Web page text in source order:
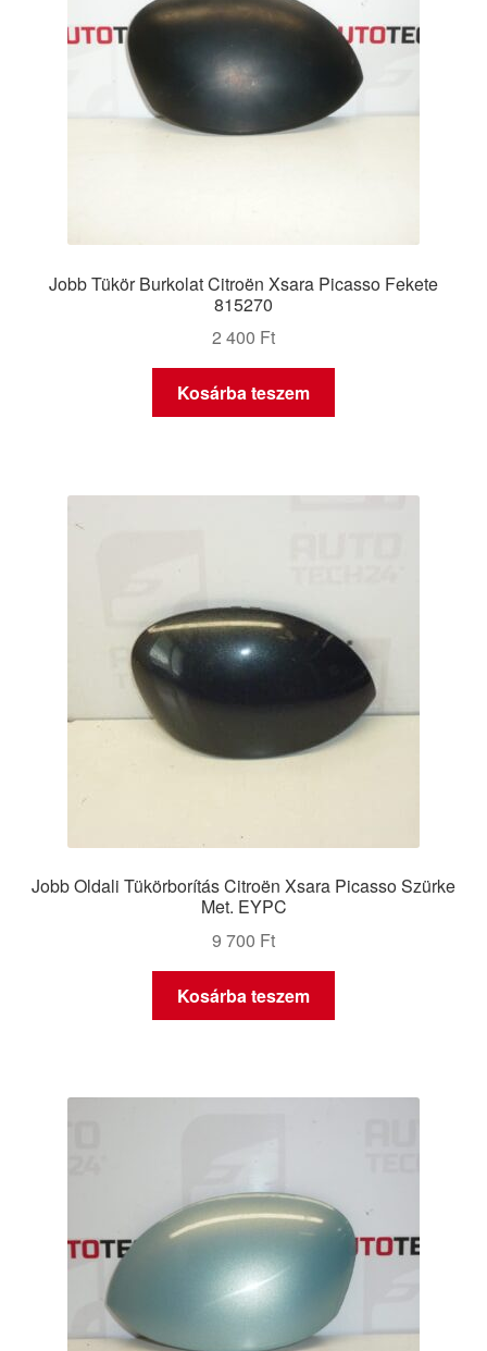
Jobb Tükör Burkolat Citroën Xsara Picasso Fekete
815270
2 400 Ft
Kosárba teszem
Jobb Oldali Tükörborítás Citroën Xsara Picasso Szürke
Met. EYPC
9 700 Ft
Kosárba teszem